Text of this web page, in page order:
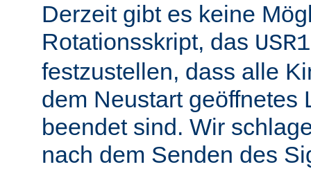
Derzeit gibt es keine
Rotationsskript, das USR1
festzustellen, dass alle
dem Neustart geöffnetes
beendet sind. Wir
nach dem Senden des